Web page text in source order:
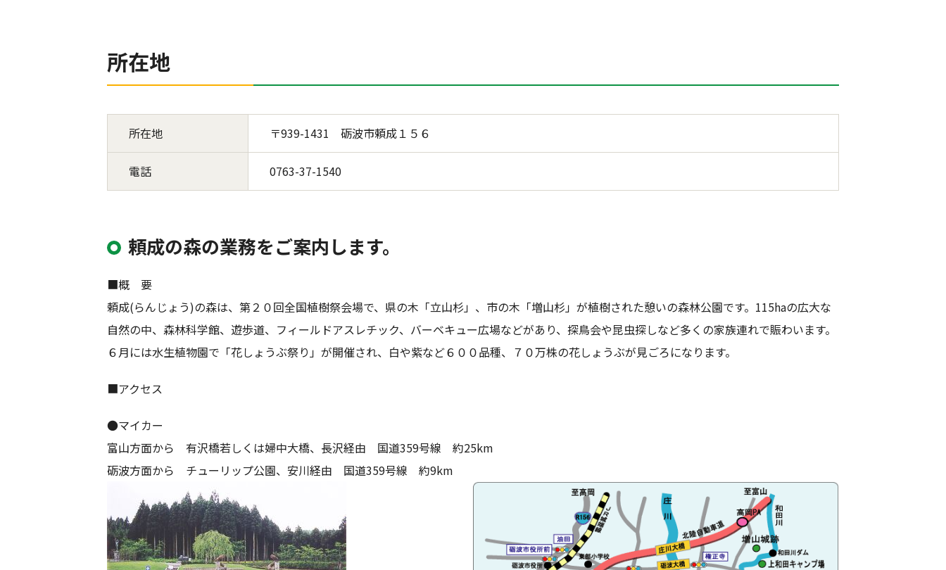
所在地
所在地 〒939-1431 砺波市頼成１５６
電話 0763-37-1540
頼成の森の業務をご案内します。
■概 要
頼成(らんじょう)の森は、第２０回全国植樹祭会場で、県の木「立山杉」、市の木「増山杉」が植樹された憩いの森林公園です。115haの広大な
自然の中、森林科学館、遊歩道、フィールドアスレチック、バーベキュー広場などがあり、探鳥会や昆虫探しなど多くの家族連れで賑わいます。
６月には水生植物園で「花しょうぶ祭り」が開催され、白や紫など６００品種、７０万株の花しょうぶが見ごろになります。
■アクセス
●マイカー
富山方面から 有沢橋若しくは婦中大橋、長沢経由 国道359号線 約25km
砺波方面から チューリップ公園、安川経由 国道359号線 約9km